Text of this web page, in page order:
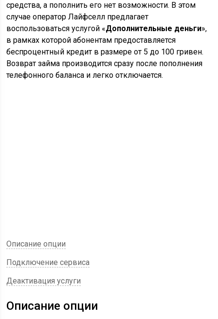
средства, а пополнить его нет возможности. В этом
случае операторЛайфселл предлагает
воспользоваться услугой «Дополнительные деньги»,
в рамках которой абонентам предоставляется
беспроцентный кредит в размере от 5 до 100 гривен.
Возврат займа производится сразу после пополнения
телефонного баланса и легко отключается.
Описание опции
Подключение сервиса
Деактивация услуги
Описание опции